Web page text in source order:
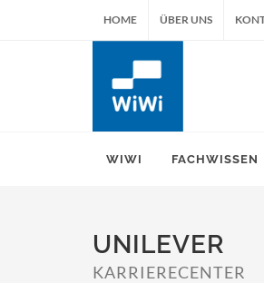
HOME ÜBER UNS
WIWI FACHWISSEN
UNILEVER
KARRIERECENTER